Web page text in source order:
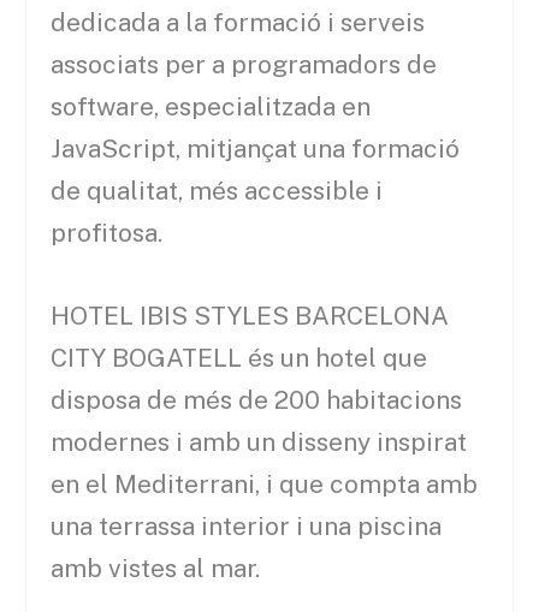
dedicada a la formació i serveis
associats per a programadors de
software, especialitzada en
JavaScript, mitjançat una formació
de qualitat, més accessible i
profitosa.
HOTEL IBIS STYLES BARCELONA
CITY BOGATELL és un hotel que
disposa de més de 200 habitacions
modernes i amb un disseny inspirat
en el Mediterrani, i que compta amb
una terrassa interior i una piscina
amb vistes al mar.